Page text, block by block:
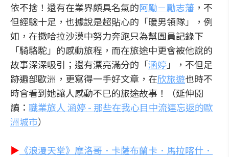
依不捨！還有在業界頗具名氣的阿勵－勵志藩 ，不
但經驗十足，也據說是超貼心的「暖男領隊」，例
如，在撒哈拉沙漠中努力奔跑只為幫團員記錄下
「騎駱駝」的感動旅程，而在旅途中更會被他說的
故事深深吸引；還有漂亮滿分的「涵婷」，不但足
跡遍部歐洲，更寫得一手好文章，在欣旅遊也時不
時會看到她讓人感動不已的旅途故事！（延伸閱
讀： 職業旅人 涵婷 - 那些在我心目中流連忘返的歐
洲城市）
▶ 《浪漫天堂》摩洛哥．卡薩布蘭卡．馬拉喀什．